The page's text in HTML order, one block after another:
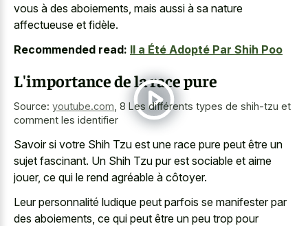
vous à des aboiements, mais aussi à sa nature
affectueuse et fidèle.
Recommended read: Il a Été Adopté Par Shih Poo
L'importance de la race pure
Source: youtube.com, 8 Les différents types de shih-tzu et
comment les identifier
Savoir si votre Shih Tzu est une race pure peut être un
sujet fascinant. Un Shih Tzu pur est sociable et aime
jouer, ce qui le rend agréable à côtoyer.
Leur personnalité ludique peut parfois se manifester par
des aboiements, ce qui peut être un peu trop pour